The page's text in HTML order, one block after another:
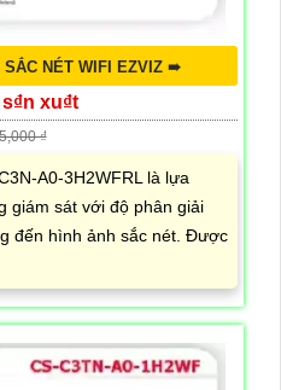
SẮC NÉT WIFI EZVIZ ➠
xu₫t
₫
A0-3H2WFRL là lựa
giám sát với độ phân giải
đến hình ảnh sắc nét. Được